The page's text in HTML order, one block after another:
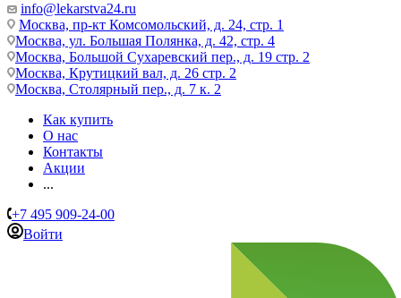
info@lekarstva24.ru
Москва, пр-кт Комсомольский, д. 24, стр. 1
Москва, ул. Большая Полянка, д. 42, стр. 4
Москва, Большой Сухаревский пер., д. 19 стр. 2
Москва, Крутицкий вал, д. 26 стр. 2
Москва, Столярный пер., д. 7 к. 2
Как купить
О нас
Контакты
Акции
...
+7 495 909-24-00
Войти